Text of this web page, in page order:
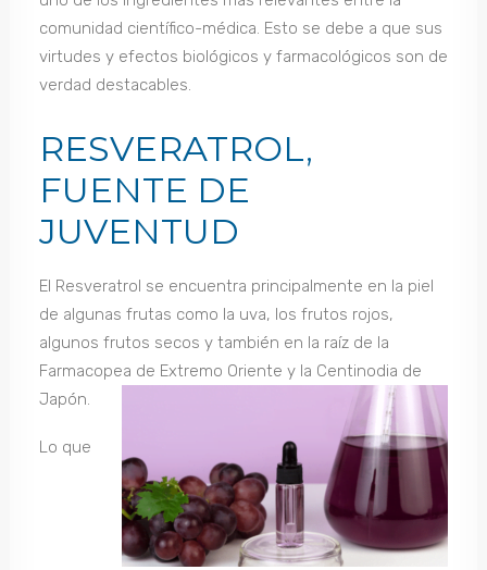
comunidad científico-médica. Esto se debe a que sus
virtudes y efectos biológicos y farmacológicos son de
verdad destacables.
RESVERATROL,
FUENTE DE
JUVENTUD
El Resveratrol se encuentra principalmente en la piel
de algunas frutas como la uva, los frutos rojos,
algunos frutos secos y también en la raíz de la
Farmacopea de Extremo Oriente y la Centinodia de
Japón.
Lo que